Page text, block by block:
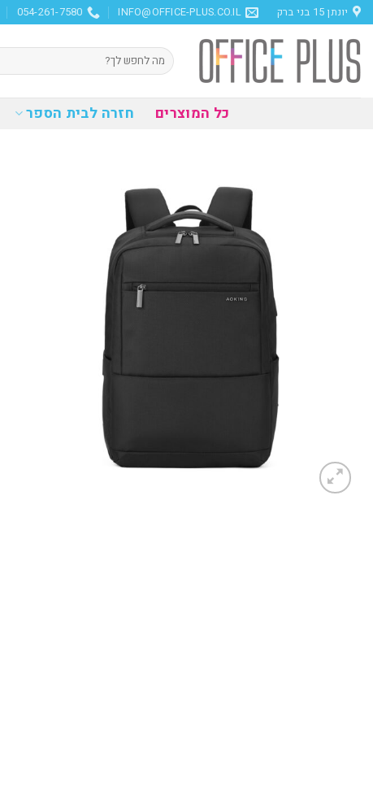
Skip
to
content
יונתן 15 בני ברק INFO@OFFICE-PLUS.CO.IL
054-261-7580
חיפוש
עבור:
כל המוצרים חזרה לבית הספר